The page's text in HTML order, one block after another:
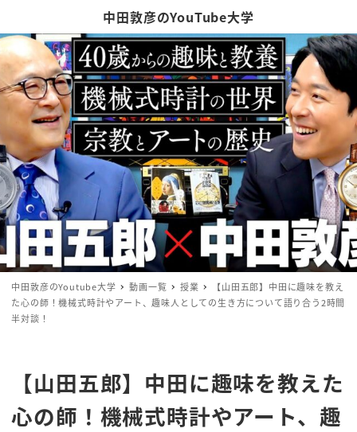
中田敦彦のYouTube大学
中田敦彦のYoutube大学 動画一覧 授業
【山田五郎】中田に趣味を教え
た心の師！機械式時計やアート、趣味人としての生き方について語り合う2時間
半対談！
【山田五郎】中田に趣味を教えた
心の師！機械式時計やアート、趣